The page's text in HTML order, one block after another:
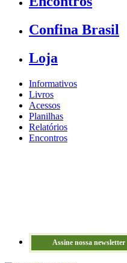
Confina Brasil
Loja
Informativos
Livros
Acessos
Planilhas
Relatórios
Encontros
Assine nossa newsletter